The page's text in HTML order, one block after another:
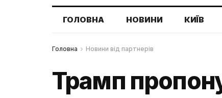
ГОЛОВНА НОВИНИ КИЇВ
Головна Новини від партнерів
Трамп